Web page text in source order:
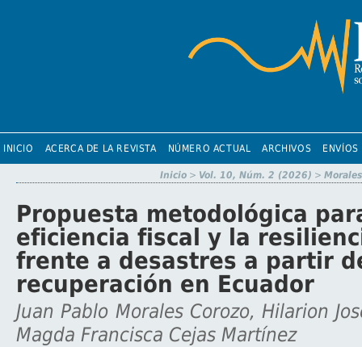
INICIO ACERCA DE LA REVISTA NÚMERO ACTUAL ARCHIVOS ENVÍOS
Inicio > Vol. 10, Núm. 2 (2026) >
Propuesta metodológica
eficiencia fiscal y la
frente a desastres a partir
recuperación en Ecuador
Juan Pablo Morales Corozo, Hilarion
Magda Francisca Cejas Martínez